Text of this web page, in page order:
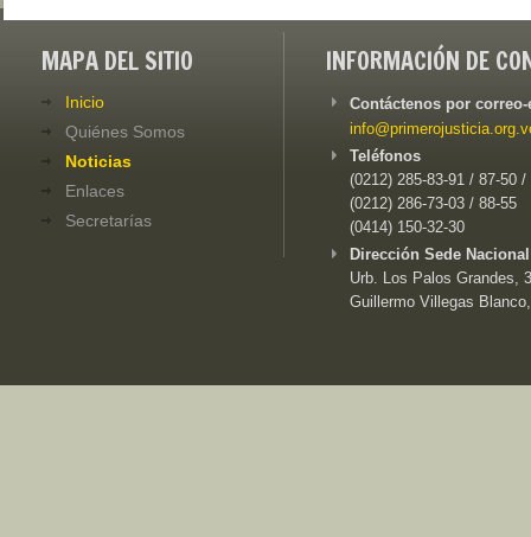
MAPA DEL SITIO
Inicio
Quiénes Somos
Noticias
Enlaces
Secretarías
INFORMACIÓN DE
Contáctenos por
Teléfonos
(0212) 285-83-91 / 87-50 /
(0212) 286-73-03 / 88-55
(0414) 150-32-30
Dirección Sede
Urb. Los Palos Grandes,
Guillermo Villegas